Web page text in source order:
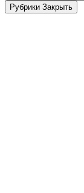
Рубрики Закрыть